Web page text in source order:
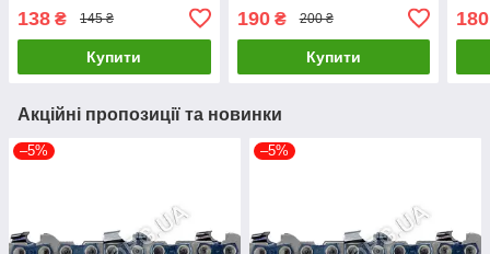
138 ₴ 145 ₴
Купити
190₴ 200 ₴
Купити
180
Акційні пропозиції та новинки
–5% –5%